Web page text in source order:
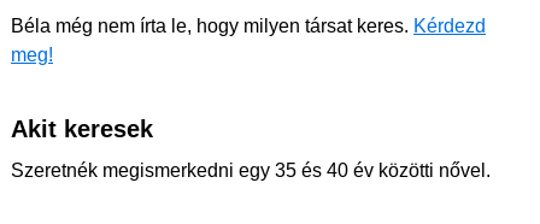
Béla még nem írta le, hogy milyen társat keres. Kérdezd
meg!
Akit keresek
Szeretnék megismerkedni egy 35 és 40 év közötti nővel.